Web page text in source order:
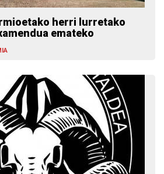
herri lurretako
emateko